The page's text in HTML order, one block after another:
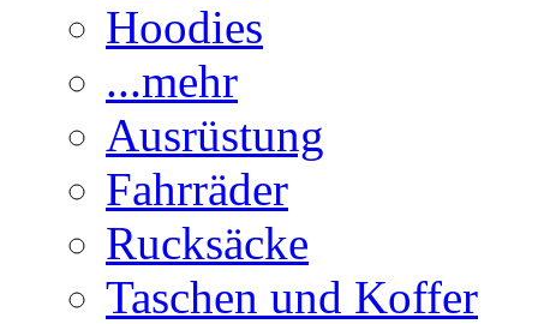
Hoodies
...mehr
Ausrüstung
Fahrräder
Rucksäcke
Taschen und Koffer